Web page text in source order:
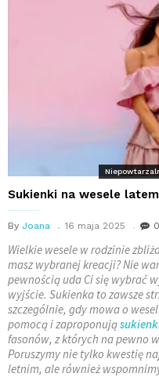
Sukienki na wesele
By Joana 16 maja 2025 0
Wielkie wesele w rodzinie
masz wybranej kreacji? Nie
pewnością uda Ci się wybrać
wyjście. Sukienka to zawsze
szczególnie, gdy mowa o
pomocą i zaproponują
fasonów, z których na pewno
Poruszymy nie tylko kwestię
letnim, ale również